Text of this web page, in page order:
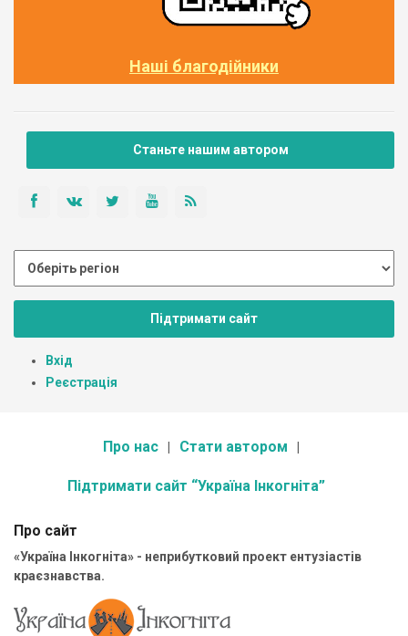
Наші благодійники
Станьте нашим автором
Підтримати сайт
Вхід
Реєстрація
Про нас Стати автором
Підтримати сайт “Україна Інкогніта”
Про сайт
«Україна Інкогніта» - неприбутковий проект ентузіастів
краєзнавства.